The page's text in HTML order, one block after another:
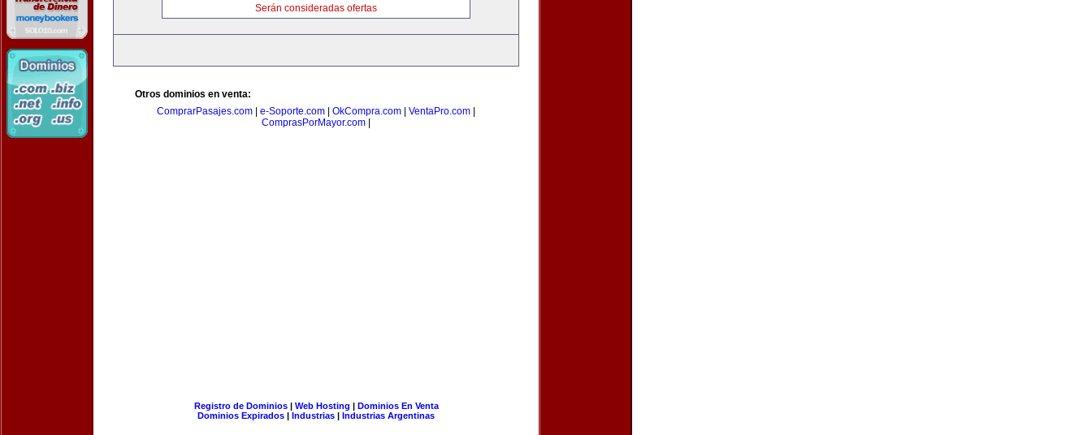
Serán consideradas ofertas
Otros dominios en venta:
ComprarPasajes.com
e-Soporte.com OkCompra.com VentaPro.com
ComprasPorMayor.com
Registro de Dominios| Web Hosting | Dominios En Venta
Dominios Expirados | Industrias | Industrias Argentinas